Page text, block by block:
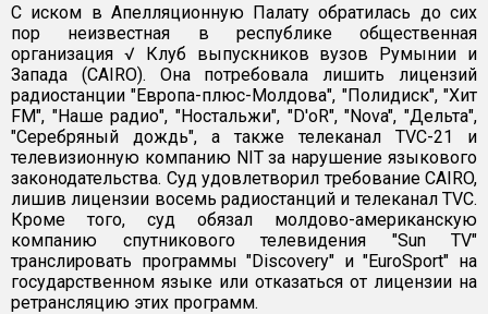
С иском в Апелляционную Палату обратилась до сих
пор неизвестная в республике общественная
организация √ Клуб выпускников вузов Румынии и
Запада (CAIRO). Она потребовала лишить лицензий
радиостанции "Европа-плюс-Молдова", "Полидиск", "Хит
FM", "Наше радио", "Ностальжи", "D'oR", "Nova", "Дельта",
"Серебряный дождь", а также телеканал TVC-21 и
телевизионную компанию NIT за нарушение языкового
законодательства. Суд удовлетворил требование CAIRO,
лишив лицензии восемь радиостанций и телеканал TVC.
Кроме того, суд обязал молдово-американскую
компанию спутникового телевидения "Sun TV"
транслировать программы "Discovery" и "EuroSport" на
государственном языке или отказаться от лицензии на
ретрансляцию этих программ.